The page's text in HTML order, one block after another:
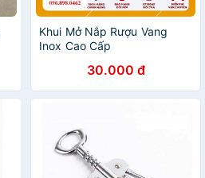
Khui Mở Nắp Rượu Vang
Inox Cao Cấp
30.000 đ